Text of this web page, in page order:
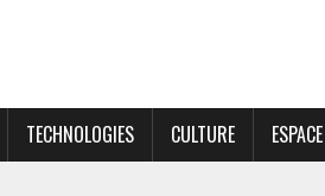
TECHNOLOGIES CULTURE